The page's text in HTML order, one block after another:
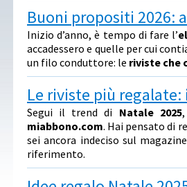
Buoni propositi 2026:
Inizio d’anno, è tempo di fare l’
accadessero e quelle per cui
un filo conduttore: le riviste che
Le riviste più
Segui il trend di Natale 2025
miabbono.com. Hai pensato di
sei ancora indeciso sul
riferimento.